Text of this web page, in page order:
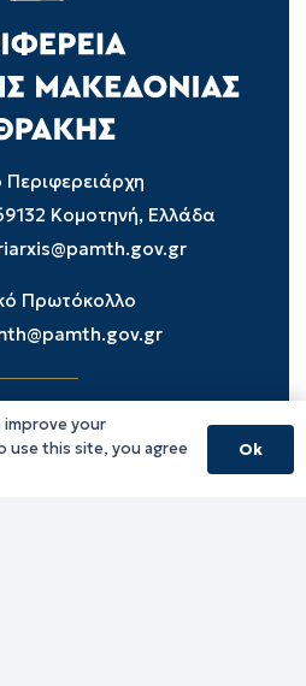
Περιφερειάρχη
Κομοτηνή, Ελλάδα
Πρωτόκολλο
Δράμας
Καβάλας
improve your
use this site, you agree
Ok